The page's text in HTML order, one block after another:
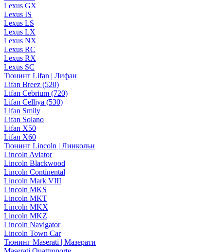
Lexus GX
Lexus IS
Lexus LS
Lexus LX
Lexus NX
Lexus RC
Lexus RX
Lexus SC
Тюнинг Lifan | Лифан
Lifan Breez (520)
Lifan Cebrium (720)
Lifan Celliya (530)
Lifan Smily
Lifan Solano
Lifan X50
Lifan X60
Тюнинг Lincoln | Линкольн
Lincoln Aviator
Lincoln Blackwood
Lincoln Continental
Lincoln Mark VIII
Lincoln MKS
Lincoln MKT
Lincoln MKX
Lincoln MKZ
Lincoln Navigator
Lincoln Town Car
Тюнинг Maserati | Мазерати